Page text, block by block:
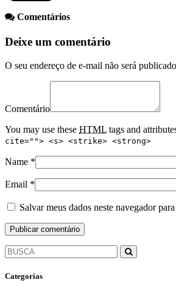
Comentários
Deixe um comentário
O seu endereço de e-mail não será
Comentário
You may use these HTML tags and
cite=""> <s> <strike> <strong>
Name *
Email *
Salvar meus dados neste navegador
Categorias